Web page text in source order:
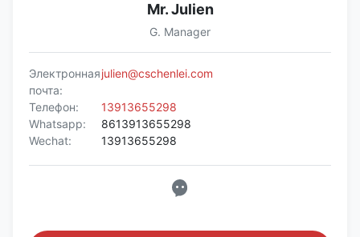
Mr. Julien
G. Manager
Электронная
почта:
julien@cschenlei.com
Телефон:
13913655298
Whatsapp:
8613913655298
Wechat:
13913655298